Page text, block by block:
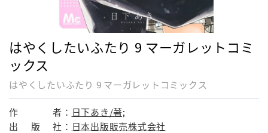
はやくしたいふたり 9 マーガレットコミ
ックス
はやくしたいふたり 9 マーガレットコミックス
作 者： 日下あき/著;
出
版 社： 日本出版販売株式会社